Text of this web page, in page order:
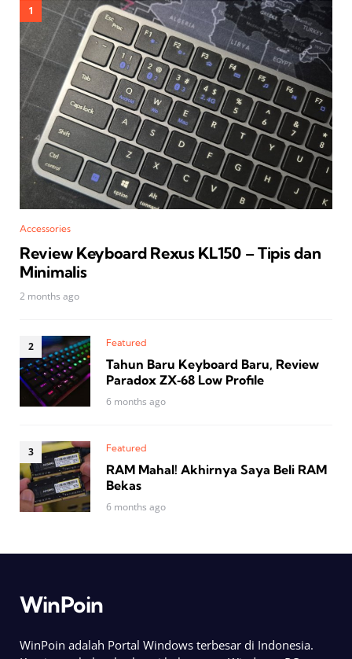
Accessories
Review Keyboard Rexus KL150 – Tipis dan
Minimalis
2 months ago
Featured
Tahun Baru Keyboard Baru, Review
Paradox ZX‑68 Low Profile
6 months ago
Featured
RAM Mahal! Akhirnya Saya Beli RAM
Bekas
6 months ago
WinPoin
WinPoin adalah Portal Windows terbesar di Indonesia.